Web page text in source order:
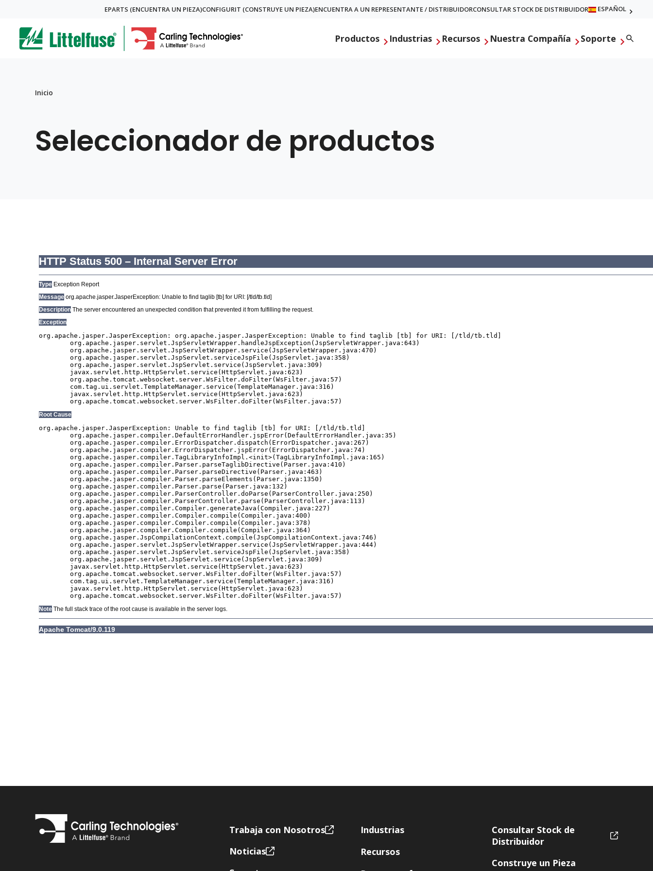
content
Global
EPARTS (ENCUENTRA UN PIEZA)CONFIGURIT (CONSTRUYE UN PIEZA)ENCUENTRA A UN REPRESENTANTE / DISTRIBUIDORCONSULTAR STOCK DE DISTRIBUIDOR ESPAÑOL
Productos Industrias Recursos Nuestra Compañía Soporte
Breadcrumb
Inicio
Seleccionador de productos
Footer
Trabaja con Nosotros
Noticias
Industrias
Recursos
Consultar Stock de
Distribuidor
Construye un Pieza